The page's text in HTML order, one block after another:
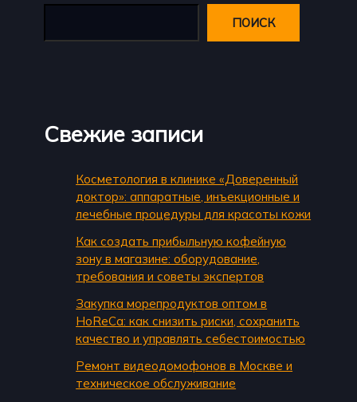
ПОИСК
Свежие записи
Косметология в клинике «Доверенный
доктор»: аппаратные, инъекционные и
лечебные процедуры для красоты кожи
Как создать прибыльную кофейную
зону в магазине: оборудование,
требования и советы экспертов
Закупка морепродуктов оптом в
HoReCa: как снизить риски, сохранить
качество и управлять себестоимостью
Ремонт видеодомофонов в Москве и
техническое обслуживание